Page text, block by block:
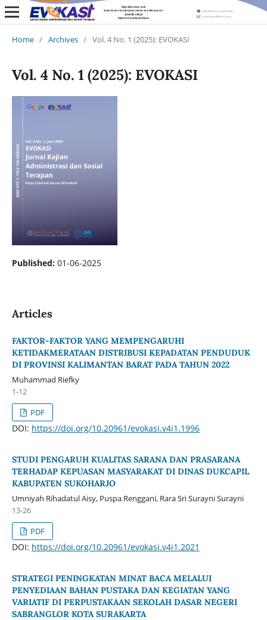
Home / Archives / Vol. 4 No. 1 (2025): EVOKASI
Vol. 4 No. 1 (2025): EVOKASI
Published: 01-06-2025
Articles
FAKTOR-FAKTOR YANG MEMPENGARUHI
KETIDAKMERATAAN DISTRIBUSI KEPADATAN PENDUDUK
DI PROVINSI KALIMANTAN BARAT PADA TAHUN 2022
Muhammad Riefky
1-12
PDF
DOI: https://doi.org/10.20961/evokasi.v4i1.1996
STUDI PENGARUH KUALITAS SARANA DAN PRASARANA
TERHADAP KEPUASAN MASYARAKAT DI DINAS DUKCAPIL
KABUPATEN SUKOHARJO
Umniyah Rihadatul Aisy, Puspa Renggani, Rara Sri Surayni Surayni
13-26
PDF
DOI: https://doi.org/10.20961/evokasi.v4i1.2021
STRATEGI PENINGKATAN MINAT BACA MELALUI
PENYEDIAAN BAHAN PUSTAKA DAN KEGIATAN YANG
VARIATIF DI PERPUSTAKAAN SEKOLAH DASAR NEGERI
SABRANGLOR KOTA SURAKARTA